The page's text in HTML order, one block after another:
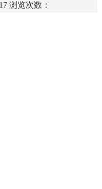
浏览次数：